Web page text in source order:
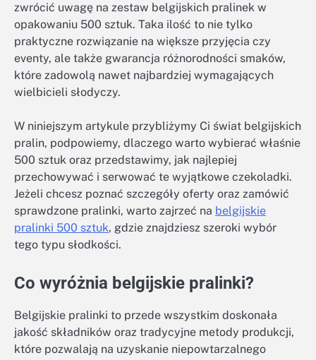
zwrócić uwagę na zestaw belgijskich pralinek w
opakowaniu 500 sztuk. Taka ilość to nie tylko
praktyczne rozwiązanie na większe przyjęcia czy
eventy, ale także gwarancja różnorodności smaków,
które zadowolą nawet najbardziej wymagających
wielbicieli słodyczy.
W niniejszym artykule przybliżymy Ci świat belgijskich
pralin, podpowiemy, dlaczego warto wybierać właśnie
500 sztuk oraz przedstawimy, jak najlepiej
przechowywać i serwować te wyjątkowe czekoladki.
Jeżeli chcesz poznać szczegóły oferty oraz zamówić
sprawdzone pralinki, warto zajrzeć na belgijskie
pralinki 500 sztuk, gdzie znajdziesz szeroki wybór
tego typu słodkości.
Co wyróżnia belgijskie pralinki?
Belgijskie pralinki to przede wszystkim doskonała
jakość składników oraz tradycyjne metody produkcji,
które pozwalają na uzyskanie niepowtarzalnego